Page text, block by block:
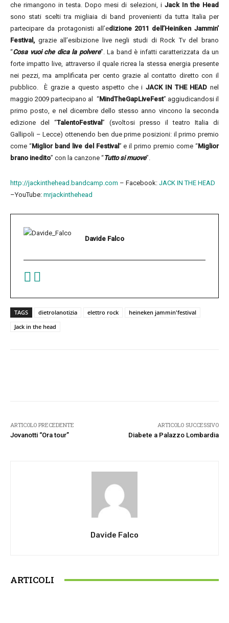
che rimangono in testa. Dopo mesi di selezioni, i Jack In the Head
sono stati scelti tra migliaia di band provenienti da tutta Italia per
partecipare da protagonisti all’edizione 2011 dell’Heiniken Jammin’
Festival, grazie all’esibizione live negli studi di Rock Tv del brano
“Cosa vuoi che dica la polvere”. La band è infatti caratterizzata da un
forte impatto live, attraverso il quale ricrea la stessa energia presente
nei pezzi, ma amplificata per cento grazie al contatto diretto con il
pubblico. È grazie a questo aspetto che i JACK IN THE HEAD nel
maggio 2009 partecipano al “MindTheGapLiveFest” aggiudicandosi il
primo posto, e nel dicembre dello stesso anno vincono la seconda
edizione del “TalentoFestival” (svoltosi presso il teatro Italia di
Gallipoli – Lecce) ottenendo ben due prime posizioni: il primo premio
come “Miglior band live del Festival” e il primo premio come “Miglior
brano inedito” con la canzone “Tutto si muove”.
http://jackinthehead.bandcamp.com – Facebook: JACK IN THE HEAD
–YouTube: mrjackinthehead
Davide Falco
TAGS dietrolanotizia elettro rock
heineken jammin'festival
Jack in the head
ARTICOLO PRECEDENTE
Jovanotti “Ora tour”
ARTICOLO SUCCESSIVO
Diabete a Palazzo Lombardia
Davide Falco
ARTICOLI